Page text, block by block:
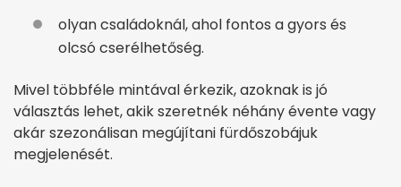
olyan családoknál, ahol fontos a gyors és
olcsó cserélhetőség.
Mivel többféle mintával érkezik, azoknak is jó
választás lehet, akik szeretnék néhány évente vagy
akár szezonálisan megújítani fürdőszobájuk
megjelenését.